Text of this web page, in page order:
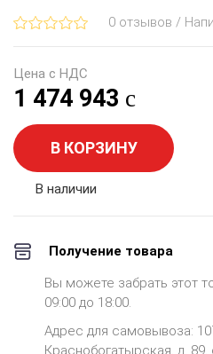
0 отзывов /
Цена с НДС
1 474 943
В КОРЗИНУ
В наличии
Получение товара
Вы можете забрать этот
09:00 до 18:00.
Адрес для самовывоза:
Краснобогатырская, д. 89,